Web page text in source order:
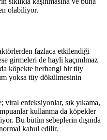
olabiliyor.
fazlaca etkilendiği
girmeleri de hayli kaçınılmaz
köpekte herhangi bir tüy
yoksa tüy dökülmesinin
viral enfeksiyonlar, sık yıkama,
kullanma da köpekler
Bu bütün sebeplerin dışında
kabul edilir.